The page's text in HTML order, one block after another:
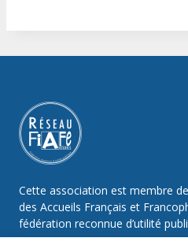
Cette association est membre
des Accueils Français et
fédération reconnue d’utilité